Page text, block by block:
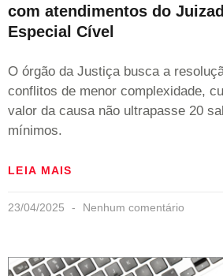
com atendimentos do
Especial Cível
O órgão da Justiça busca a
conflitos de menor complexidade,
valor da causa não ultrapasse 20
mínimos.
LEIA MAIS
23/04/2025 Nenhum comentário